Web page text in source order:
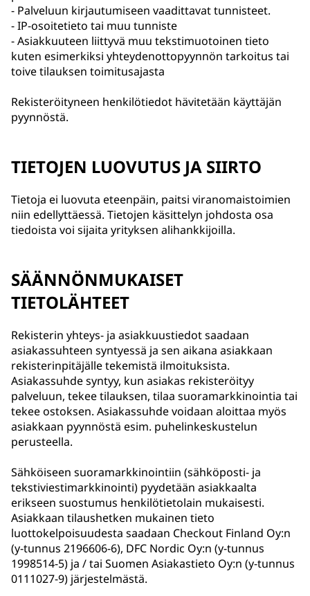
- Palveluun kirjautumiseen vaadittavat tunnisteet.
- IP-osoitetieto tai muu tunniste
- Asiakkuuteen liittyvä muu tekstimuotoinen tieto
kuten esimerkiksi yhteydenottopyynnön tarkoitus tai
toive tilauksen toimitusajasta
Rekisteröityneen henkilötiedot hävitetään käyttäjän
pyynnöstä.
TIETOJEN LUOVUTUS JA SIIRTO
Tietoja ei luovuta eteenpäin, paitsi viranomaistoimien
niin edellyttäessä. Tietojen käsittelyn johdosta osa
tiedoista voi sijaita yrityksen alihankkijoilla.
SÄÄNNÖNMUKAISET
TIETOLÄHTEET
Rekisterin yhteys- ja asiakkuustiedot saadaan
asiakassuhteen syntyessä ja sen aikana asiakkaan
rekisterinpitäjälle tekemistä ilmoituksista.
Asiakassuhde syntyy, kun asiakas rekisteröityy
palveluun, tekee tilauksen, tilaa suoramarkkinointia tai
tekee ostoksen. Asiakassuhde voidaan aloittaa myös
asiakkaan pyynnöstä esim. puhelinkeskustelun
perusteella.
Sähköiseen suoramarkkinointiin (sähköposti- ja
tekstiviestimarkkinointi) pyydetään asiakkaalta
erikseen suostumus henkilötietolain mukaisesti.
Asiakkaan tilaushetken mukainen tieto
luottokelpoisuudesta saadaan Checkout Finland Oy:n
(y-tunnus 2196606-6), DFC Nordic Oy:n (y-tunnus
1998514-5) ja / tai Suomen Asiakastieto Oy:n (y-tunnus
0111027-9) järjestelmästä.